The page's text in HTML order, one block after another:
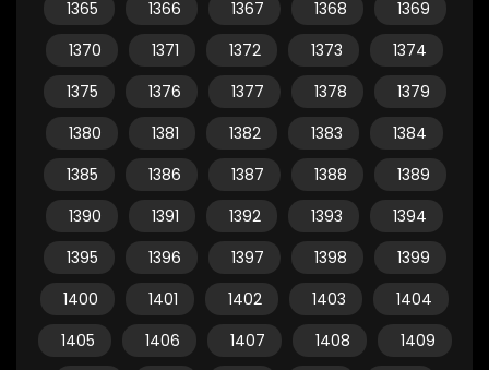
1365 1366 1367 1368
1369
1370
1371 1372 1373
1374
1375
1376 1377 1378
1379
1380
1381 1382 1383
1384
1385
1386 1387 1388
1389
1390
1391 1392 1393
1394
1395
1396 1397 1398
1399
1400
1401 1402 1403
1404
1405
1406 1407 1408
1409